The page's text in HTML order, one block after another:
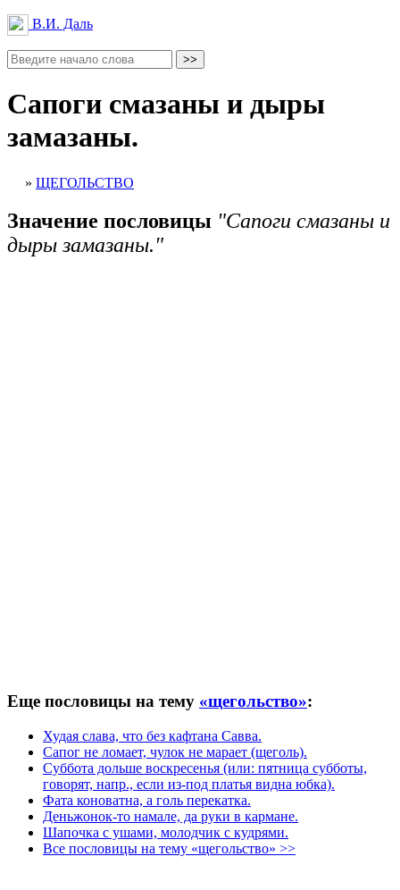
В.И. Даль
Сапоги смазаны и дыры
замазаны.
» ЩЕГОЛЬСТВО
Значение пословицы "Сапоги смазаны и
дыры замазаны."
Еще пословицы на тему «щегольство»:
Худая слава, что без кафтана Савва.
Сапог не ломает, чулок не марает (щеголь).
Суббота дольше воскресенья (или: пятница субботы,
говорят, напр., если из-под платья видна юбка).
Фата коноватна, а голь перекатка.
Деньжонок-то намале, да руки в кармане.
Шапочка с ушами, молодчик с кудрями.
Все пословицы на тему «щегольство» >>